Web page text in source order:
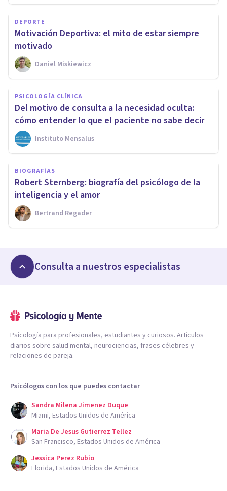
DEPORTE
Motivación Deportiva: el mito de estar siempre
motivado
Daniel Miskiewicz
PSICOLOGÍA CLÍNICA
Del motivo de consulta a la necesidad oculta:
cómo entender lo que el paciente no sabe decir
Instituto Mensalus
BIOGRAFÍAS
Robert Sternberg: biografía del psicólogo de la
inteligencia y el amor
Bertrand Regader
Consulta a nuestros especialistas
Psicología para profesionales, estudiantes y curiosos. Artículos
diarios sobre salud mental, neurociencias, frases célebres y
relaciones de pareja.
Psicólogos con los que puedes contactar
Sandra Milena Jimenez Duque
Miami, Estados Unidos de América
Maria De Jesus Gutierrez Tellez
San Francisco, Estados Unidos de América
Jessica Perez Rubio
Florida, Estados Unidos de América